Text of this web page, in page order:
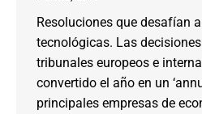
Resoluciones que desafían
tecnológicas. Las
tribunales europeos e
convertido el año en un
principales empresas de